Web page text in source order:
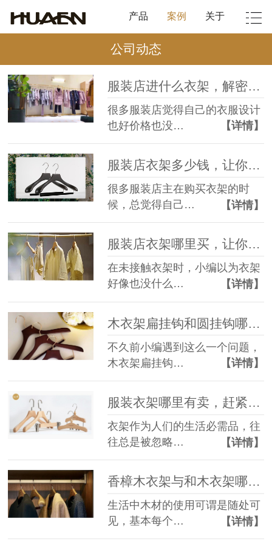
产品 案例 关于
公司动态
服装店进什么衣架，解密客流量如何翻倍--华恩衣架
很多服装店觉得自己的衣服设计
也好价格也没…
【详情】
服装店衣架多少钱，让你一秒变内行--华恩衣架
很多服装店主在购买衣架的时
候，总觉得自己…
【详情】
服装店衣架哪里买，让你秒省百万--华恩衣架
在未接触衣架时，小编以为衣架
好像也没什么…
【详情】
木衣架扁挂钩和圆挂钩哪种好，你竟然还不知道！-- 华恩衣架
不久前小编遇到这么一个问题，
木衣架扁挂钩…
【详情】
服装衣架哪里有卖，赶紧收藏！—华恩衣架
衣架作为人们的生活必需品，往
往总是被忽略…
【详情】
香樟木衣架与和木衣架哪个好—华恩衣架
生活中木材的使用可谓是随处可
见，基本每个…
【详情】